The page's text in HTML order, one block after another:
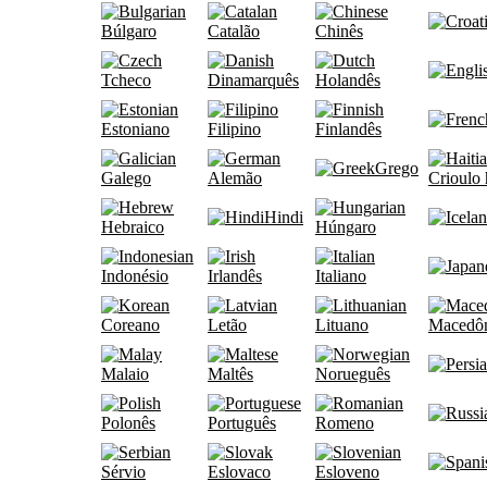
Búlgaro Catalão Chinês
Tcheco Dinamarquês Holandês
Estoniano Filipino Finlandês
Galego Alemão
Grego
Crioulo
Hebraico
Hindi
Húngaro
Indonésio Irlandês Italiano
Coreano Letão Lituano
Malaio Maltês Norueguês
Polonês Português Romeno
Sérvio Eslovaco Esloveno